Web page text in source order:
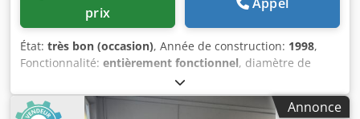
prix
État: très bon (occasion), Année de construction: 1998,
Fonctionnalité: entièrement fonctionnel, diamètre de
tournage au-dessus du chariot transversal:
alésage de broche:62 mm, longueur de tournage:1 250
mm, diamètre de tournage au-dessus du banc du chariot:
Annonce